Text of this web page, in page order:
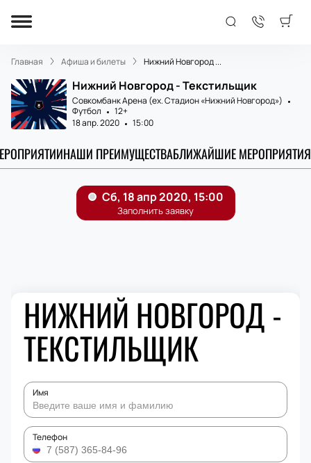
Главная Афиша и билеты Нижний Новгород ...
Нижний Новгород - Текстильщик
Совкомбанк Арена (ex. Стадион «Нижний Новгород»)
Футбол
12+
18 апр. 2020
15:00
НАШИ ПРЕИМУЩЕСТВАБЛИЖАЙШИЕ МЕРОПРИЯТИЯ
НИЖНИЙ НОВГОРОД -
ТЕКСТИЛЬЩИК
Имя
Телефон